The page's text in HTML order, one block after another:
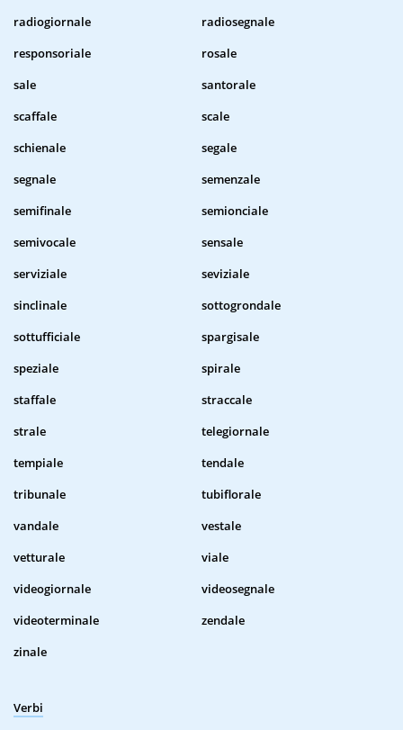
radiogiornale
radiosegnale
responsoriale
rosale
sale
santorale
scaffale
scale
schienale
segale
segnale
semenzale
semifinale
semionciale
semivocale
sensale
serviziale
seviziale
sinclinale
sottogrondale
sottufficiale
spargisale
speziale
spirale
staffale
straccale
strale
telegiornale
tempiale
tendale
tribunale
tubiflorale
vandale
vestale
vetturale
viale
videogiornale
videosegnale
videoterminale
zendale
zinale
Verbi